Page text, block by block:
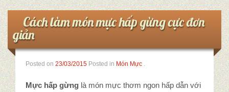
Sản phẩm
Chả mực giã tay
Chả mực giã tay hút chân không
Cách làm món mực hấp gừng cực đơn
giản
Posted on 23/03/2015 Posted in Món Mực .
Mực hấp gừng là món mực thơm ngon hấp dẫn với